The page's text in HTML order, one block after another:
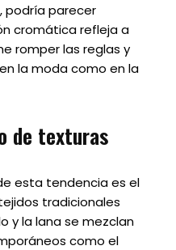
podría parecer
cromática refleja a
romper las reglas y
la moda como en la
de texturas
esta tendencia es el
tradicionales
y la lana se mezclan
como el